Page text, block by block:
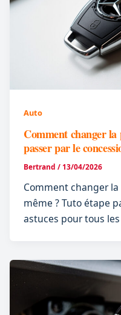
Auto
Comment changer la
passer par le
Bertrand/13/04/2026
Comment changer
même ? Tuto étape
astuces pour tous